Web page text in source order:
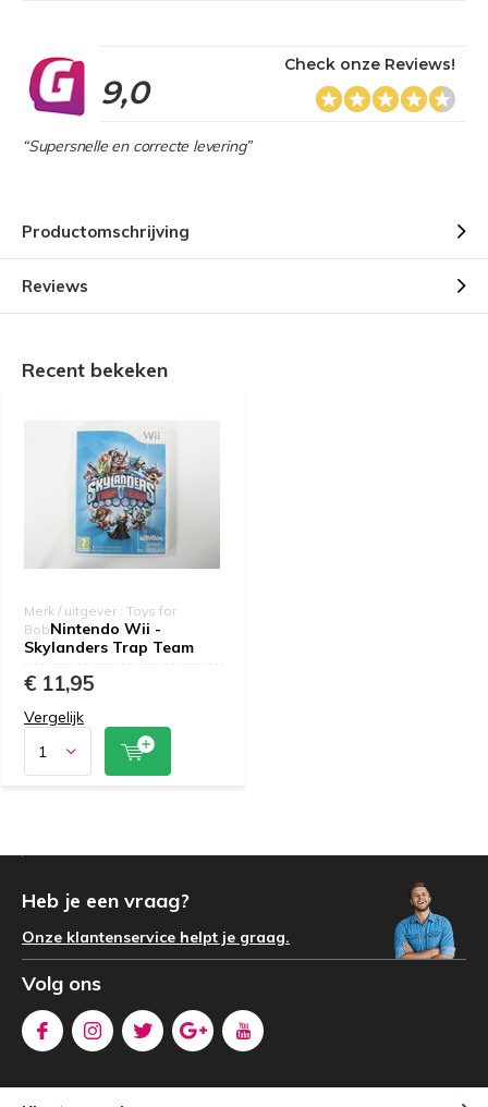
9,0
Check onze Reviews!
“Supersnelle en correcte levering”
Productomschrijving
Reviews
Recent bekeken
Merk / uitgever : Toys for
BobNintendo Wii -
Skylanders Trap Team
€ 11,95
Vergelijk
Heb je een vraag?
Onze klantenservice helpt je graag.
Volg ons